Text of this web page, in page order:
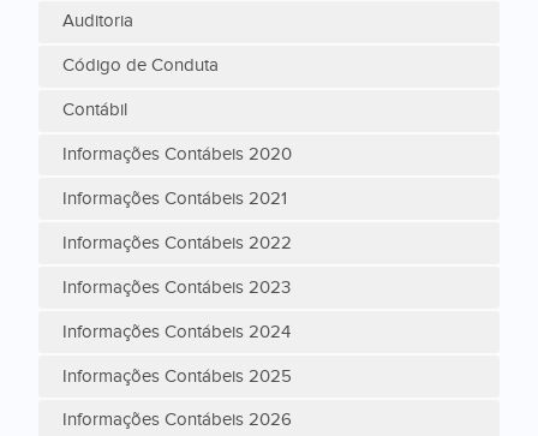
Auditoria
Código de Conduta
Contábil
Informações Contábeis 2020
Informações Contábeis 2021
Informações Contábeis 2022
Informações Contábeis 2023
Informações Contábeis 2024
Informações Contábeis 2025
Informações Contábeis 2026